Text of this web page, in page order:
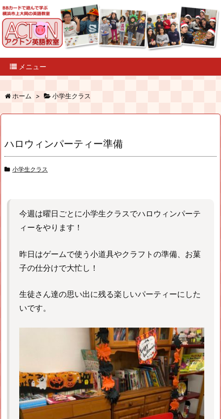
メニュー
ホーム > 小学生クラス
ハロウィンパーティー準備
小学生クラス
今週は曜日ごとに小学生クラスでハロウィンパーテ
ィーをやります！
昨日はゲームで使う小道具やクラフトの準備、お菓
子の仕分けで大忙し！
生徒さん達の思い出に残る楽しいパーティーにした
いです。